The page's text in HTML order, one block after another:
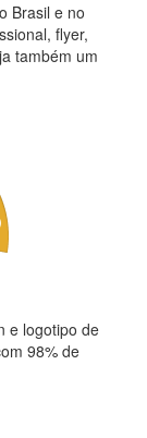
Brasil e no
flyer,
também um
e logotipo de
98% de